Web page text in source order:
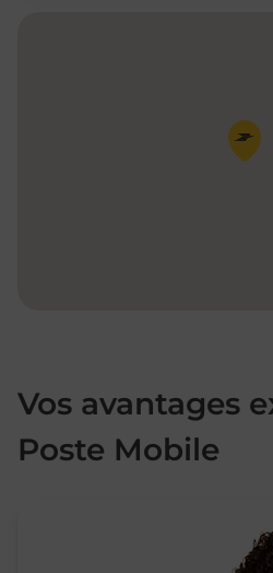
Pin de
Vos avantages
Poste Mobile